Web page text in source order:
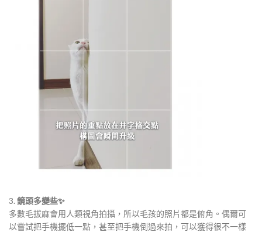
​​​3. 鏡頭多變些✨
​​多數毛拔麻會用人類視角拍攝，所以毛孩的照片都是俯角。偶爾可
以嘗試把手機擺低一點，甚至把手機倒過來拍，可以獲得很不一樣